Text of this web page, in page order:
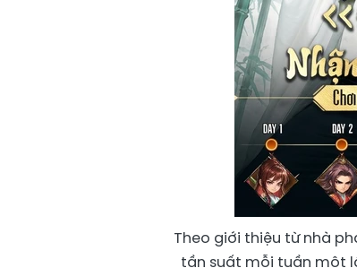
Theo giới thiệu từ nhà
tần suất mỗi tuần một